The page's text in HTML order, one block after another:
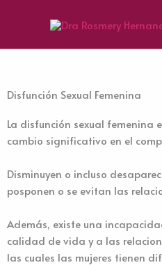
Disfunción Sexual Femenina
La disfunción sexual femenina
cambio significativo en el
Disminuyen o incluso
posponen o se evitan las
Además, existe una
calidad de vida y a las
las cuales las mujeres tienen